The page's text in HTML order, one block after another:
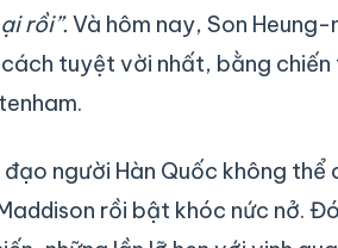
rồi”. Và hôm nay, Son
tuyệt vời nhất, bằng
người Hàn Quốc không
rồi bật khóc nức nở.